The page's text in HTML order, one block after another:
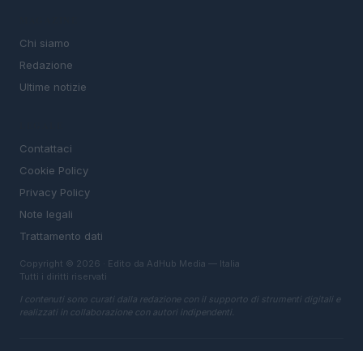
Chi siamo
Redazione
Ultime notizie
Contattaci
Cookie Policy
Privacy Policy
Note legali
Trattamento dati
Copyright © 2026 · Edito da AdHub Media — Italia
Tutti i diritti riservati
I contenuti sono curati dalla redazione con il supporto di strumenti digitali e
realizzati in collaborazione con autori indipendenti.